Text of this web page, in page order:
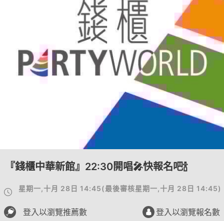
『錢櫃中華新館』22:30開唱🎤快報名吧🍾️
星期一,十月 28日 14:45(最後審核星期一,十月 28日 14:45)
登入以瀏覽推薦數 登入以瀏覽報名數